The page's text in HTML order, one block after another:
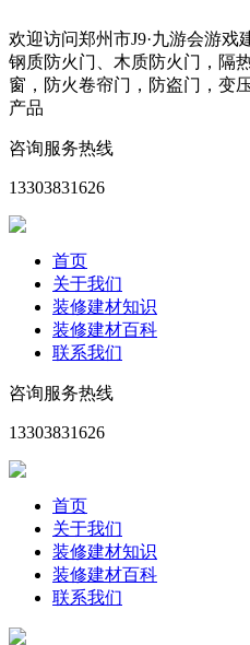
欢迎访问郑州市J9·九游会游
钢质防火门、木质防火门，隔
窗，防火卷帘门，防盗门，变
产品
咨询服务热线
13303831626
首页
关于我们
装修建材知识
装修建材百科
联系我们
咨询服务热线
13303831626
首页
关于我们
装修建材知识
装修建材百科
联系我们